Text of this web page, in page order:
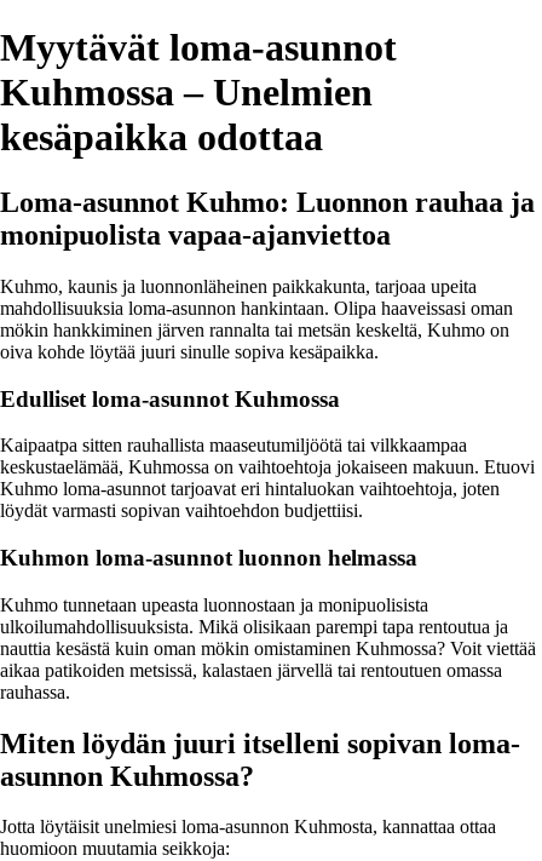
Myytävät loma-asunnot
Kuhmossa – Unelmien
kesäpaikka odottaa
Loma-asunnot Kuhmo: Luonnon rauhaa ja
monipuolista vapaa-ajanviettoa
Kuhmo, kaunis ja luonnonläheinen paikkakunta, tarjoaa upeita
mahdollisuuksia loma-asunnon hankintaan. Olipa haaveissasi oman
mökin hankkiminen järven rannalta tai metsän keskeltä, Kuhmo on
oiva kohde löytää juuri sinulle sopiva kesäpaikka.
Edulliset loma-asunnot Kuhmossa
Kaipaatpa sitten rauhallista maaseutumiljöötä tai vilkkaampaa
keskustaelämää, Kuhmossa on vaihtoehtoja jokaiseen makuun. Etuovi
Kuhmo loma-asunnot tarjoavat eri hintaluokan vaihtoehtoja, joten
löydät varmasti sopivan vaihtoehdon budjettiisi.
Kuhmon loma-asunnot luonnon helmassa
Kuhmo tunnetaan upeasta luonnostaan ja monipuolisista
ulkoilumahdollisuuksista. Mikä olisikaan parempi tapa rentoutua ja
nauttia kesästä kuin oman mökin omistaminen Kuhmossa? Voit viettää
aikaa patikoiden metsissä, kalastaen järvellä tai rentoutuen omassa
rauhassa.
Miten löydän juuri itselleni sopivan loma-
asunnon Kuhmossa?
Jotta löytäisit unelmiesi loma-asunnon Kuhmosta, kannattaa ottaa
huomioon muutamia seikkoja: